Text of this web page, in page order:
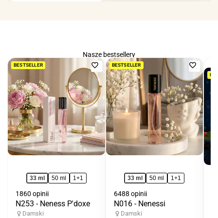
Nasze bestsellery
BESTSELLER
Dodaj
do
ulubionych
33 ml 50 ml 1+1
1860 opinii
N253 - Neness P'doxe
Damski
BESTSELLER
Dodaj
do
33 ml 50 ml 1+1
6488 opinii
N016 - Nenessi
Damski